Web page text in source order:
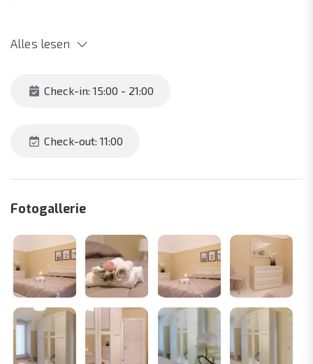
Alles lesen
Check-in: 15:00 - 21:00
Check-out: 11:00
Fotogallerie